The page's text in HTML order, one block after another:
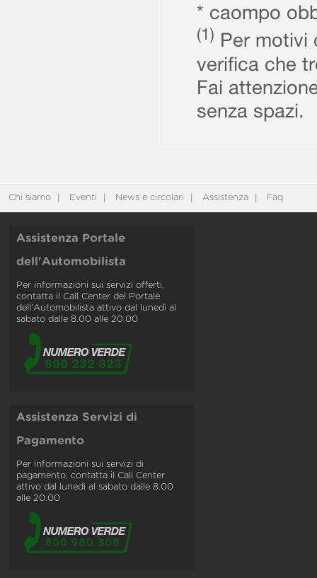
* caompo
(1) Per motivi
verifica che
Fai
senza spazi.
Chi siamo Eventi News e circolari Assistenza Faq
Assistenza Portale
dell'Automobilista
Per informazioni sui servizi offerti,
contatta il Call Center del Portale
dell'Automobilista attivo dal lunedì al
sabato dalle 8.00 alle 20.00
Assistenza Servizi di
Pagamento
Per informazioni sui servizi di
pagamento, contatta il Call Center
attivo dal lunedì al sabato dalle 8.00
alle 20.00